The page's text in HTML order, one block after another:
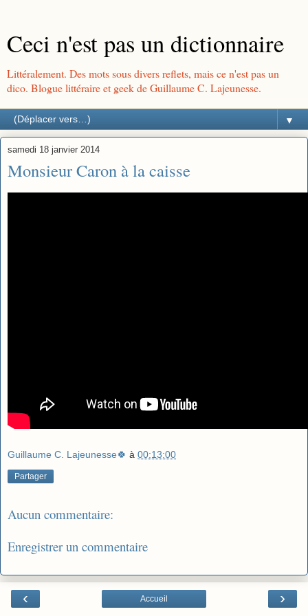
Ceci n'est pas un dictionnaire
Littéralement. Des mots sous divers reflets, mais ce n'est pas un
dico. Blogue littéraire et geek de Guillaume C. Lajeunesse.
▼
samedi 18 janvier 2014
Monsieur Caron à la caisse
Guillaume C. Lajeunesse🍀 à 00:13:00
Partager
Aucun commentaire:
Enregistrer un commentaire
‹ ›
Accueil